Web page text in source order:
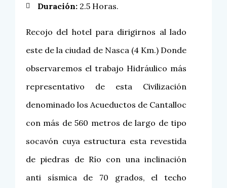
Duración:2.5 Horas.
Recojo del hotel para dirigirnos al lado
este de la ciudad de Nasca (4 Km.) Donde
observaremos el trabajo Hidráulico más
representativo de esta Civilización
denominado los Acueductos de Cantalloc
con más de 560 metros de largo de tipo
socavón cuya estructura esta revestida
de piedras de Río con una inclinación
anti sísmica de 70 grados, el techo